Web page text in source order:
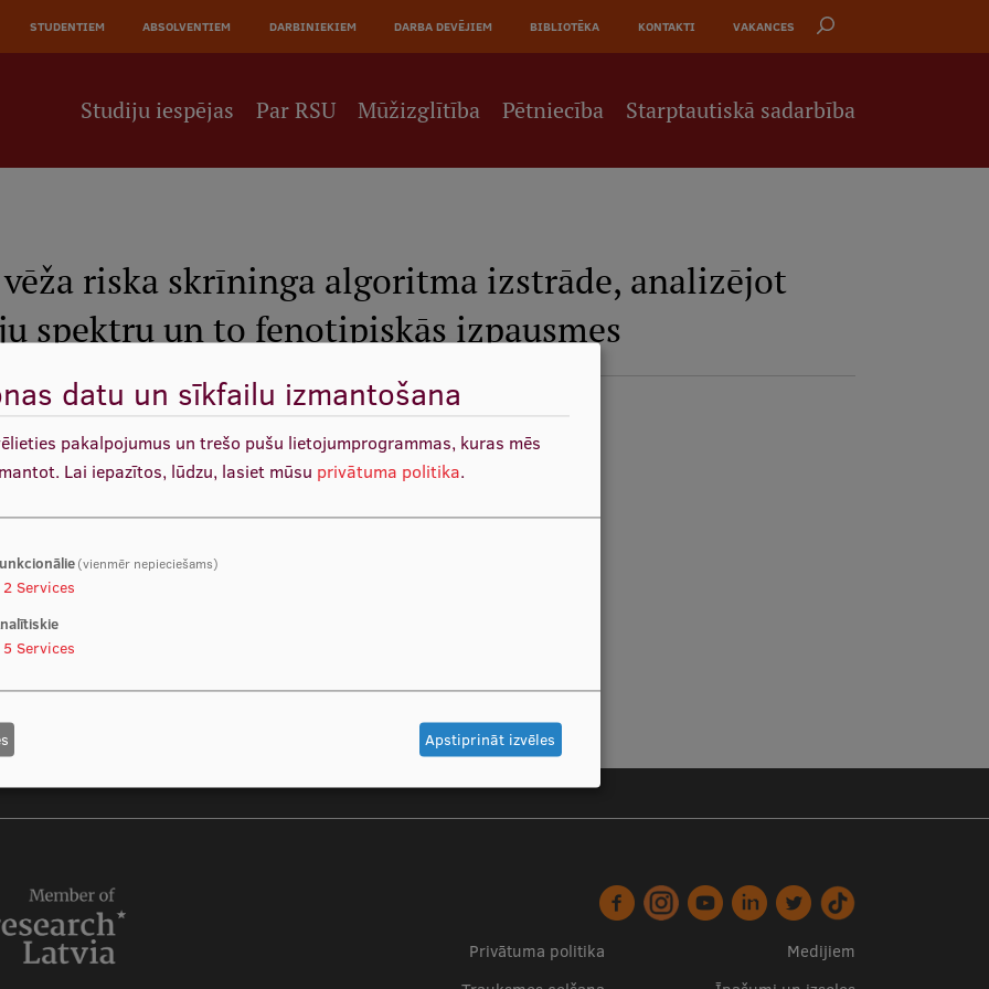
STUDENTIEM ABSOLVENTIEM DARBINIEKIEM DARBA DEVĒJIEM BIBLIOTĒKA KONTAKTI VAKANCES
Studiju iespējas Par RSU Mūžizglītība Pētniecība Starptautiskā sadarbība
riska skrīninga algoritma izstrāde, analizējot
spektru un to fenotipiskās izpausmes
46-23/3/2021
20 000,00 EUR
12.07.2021. - 11.07.2022.
Privātuma politika
Medijiem
datu un sīkfailu izmantošana
pakalpojumus un trešo pušu lietojumprogrammas, kuras mēs
Lai iepazītos, lūdzu, lasiet mūsu privātuma politika.
(vienmēr nepieciešams)
2 Services
5 Services
Apstiprināt izvēles